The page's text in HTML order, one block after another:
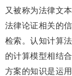
又被称为法律文
法律论证相关的
检索。认知计算
的计算模型相结
方案的知识是运